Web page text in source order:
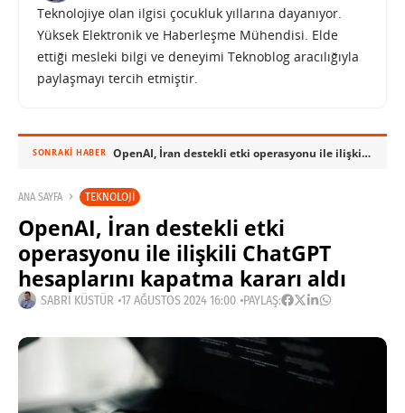
Teknolojiye olan ilgisi çocukluk yıllarına dayanıyor.
Yüksek Elektronik ve Haberleşme Mühendisi. Elde
ettiği mesleki bilgi ve deneyimi Teknoblog aracılığıyla
paylaşmayı tercih etmiştir.
SONRAKI HABER OpenAI, İran destekli etki operasyonu ile ilişkili ChatGPT hesaplarını kapatma kararı aldı
ANA SAYFA TEKNOLOJI
OpenAI, İran destekli etki
operasyonu ile ilişkili ChatGPT
hesaplarını kapatma kararı aldı
SABRI KÜSTÜR 17 AĞUSTOS 2024 16:00 PAYLAŞ: